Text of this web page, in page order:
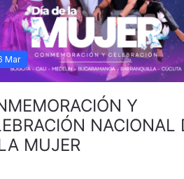
Mar
Y
NACIONAL
MUJER